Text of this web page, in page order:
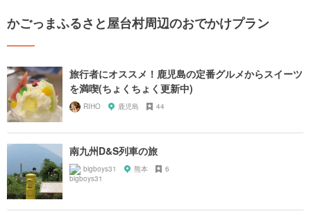
かごっまふるさと屋台村周辺のおでかけプラン
旅行者にオススメ！鹿児島の定番グルメからスイーツ
を満喫(ちょくちょく更新中)
RIHO 鹿児島 44
南九州D&S列車の旅
bigboys31 熊本 6